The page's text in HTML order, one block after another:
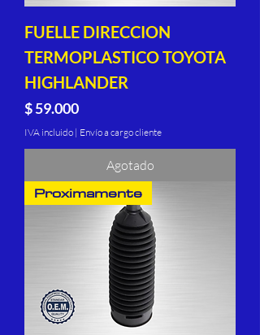
FUELLE DIRECCION
TERMOPLASTICO TOYOTA
HIGHLANDER
Precio
$ 59.000
IVA incluido | Envío a cargo cliente
Agotado
Proximamente